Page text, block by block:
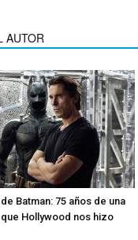
AUTOR
Batman: 75 años de una
Hollywood nos hizo